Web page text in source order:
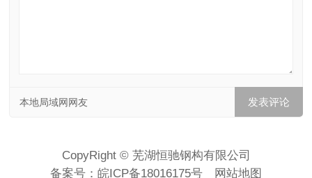
本地局域网网友
CopyRight © 芜湖恒驰钢构有限公司
备案号： 皖ICP备18016175号 网站地图